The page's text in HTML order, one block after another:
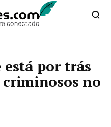
está por trás
criminosos no